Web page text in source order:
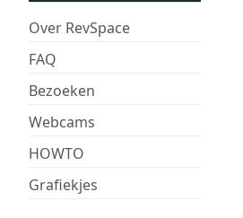
Over RevSpace
FAQ
Bezoeken
Webcams
HOWTO
Grafiekjes